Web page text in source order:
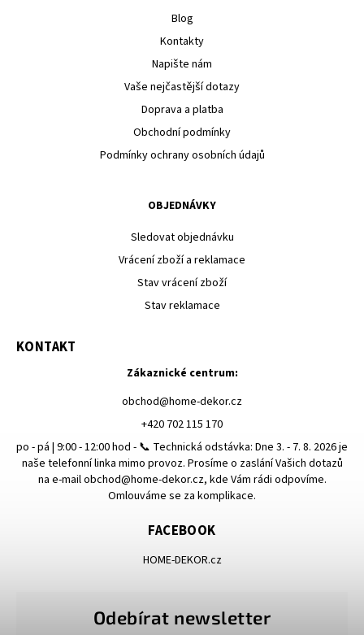
Blog
Kontakty
Napište nám
Vaše nejčastější dotazy
Doprava a platba
Obchodní podmínky
Podmínky ochrany osobních údajů
OBJEDNÁVKY
Sledovat objednávku
Vrácení zboží a reklamace
Stav vrácení zboží
Stav reklamace
Odebírat newsletter
KONTAKT
Zákaznické centrum:
obchod@home-dekor.cz
+420 702 115 170
po - pá | 9:00 - 12:00 hod - 📞 Technická odstávka: Dne 3. - 7. 8. 2026 je
naše telefonní linka mimo provoz. Prosíme o zaslání Vašich dotazů
na e-mail obchod@home-dekor.cz, kde Vám rádi odpovíme.
Omlouváme se za komplikace.
FACEBOOK
HOME-DEKOR.cz